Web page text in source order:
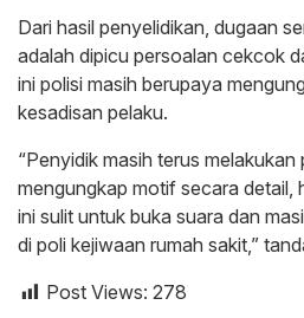
Dari hasil penyelidikan, dugaan
adalah dipicu persoalan cekcok
ini polisi masih berupaya
kesadisan pelaku.
“Penyidik masih terus
mengungkap motif secara detail,
ini sulit untuk buka suara dan
di poli kejiwaan rumah sakit,”
Post Views: 278